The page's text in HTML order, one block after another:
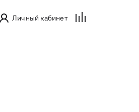
Личный кабинет